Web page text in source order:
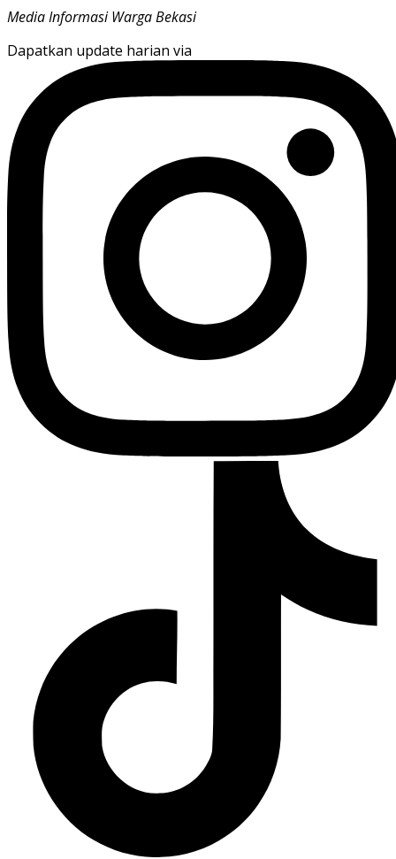
Media Informasi Warga Bekasi
Dapatkan update harian via